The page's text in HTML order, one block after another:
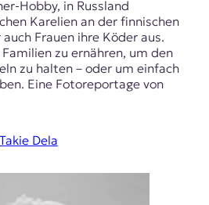
Hobby, in Russland
Karelien an der finnischen
Frauen ihre Köder aus.
zu ernähren, um den
zu halten – oder um einfach
Eine Fotoreportage von
Takie Dela